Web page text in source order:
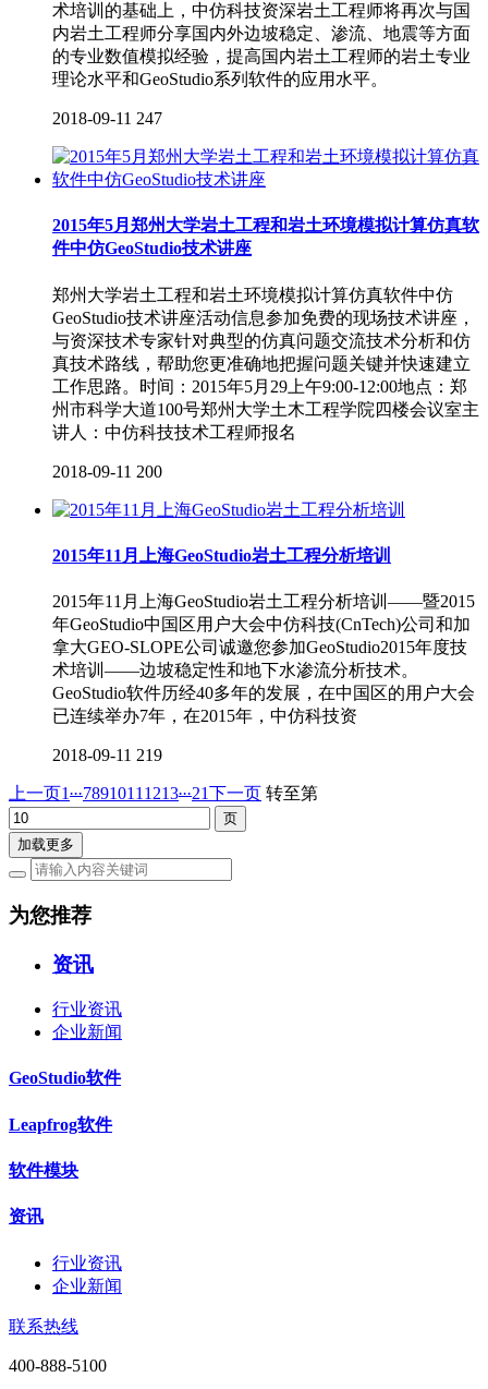
术培训的基础上，中仿科技资深岩土工程师将再次与国
内岩土工程师分享国内外边坡稳定、渗流、地震等方面
的专业数值模拟经验，提高国内岩土工程师的岩土专业
理论水平和GeoStudio系列软件的应用水平。
2018-09-11 247
2015年5月郑州大学岩土工程和岩土环境模拟计算仿真软
件中仿GeoStudio技术讲座
郑州大学岩土工程和岩土环境模拟计算仿真软件中仿
GeoStudio技术讲座活动信息参加免费的现场技术讲座，
与资深技术专家针对典型的仿真问题交流技术分析和仿
真技术路线，帮助您更准确地把握问题关键并快速建立
工作思路。时间：2015年5月29上午9:00-12:00地点：郑
州市科学大道100号郑州大学土木工程学院四楼会议室主
讲人：中仿科技技术工程师报名
2018-09-11 200
2015年11月上海GeoStudio岩土工程分析培训
2015年11月上海GeoStudio岩土工程分析培训——暨2015
年GeoStudio中国区用户大会中仿科技(CnTech)公司和加
拿大GEO-SLOPE公司诚邀您参加GeoStudio2015年度技
术培训——边坡稳定性和地下水渗流分析技术。
GeoStudio软件历经40多年的发展，在中国区的用户大会
已连续举办7年，在2015年，中仿科技资
2018-09-11 219
上一页1...7891011 1213...21下一页 转至第
加载更多
为您推荐
资讯
行业资讯
企业新闻
GeoStudio软件
Leapfrog软件
软件模块
资讯
行业资讯
企业新闻
联系热线
400-888-5100